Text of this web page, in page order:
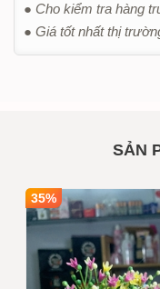
● Cho kiểm tra hàng
● Giá tốt nhất thị
SẢN
35%